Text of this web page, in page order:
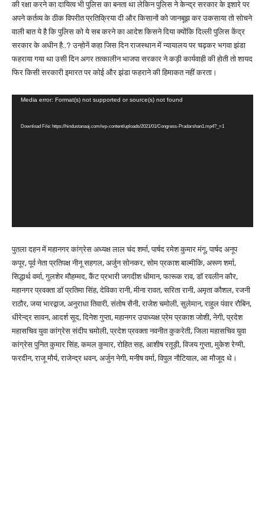
की रक्षा करने का दायित्व भी पुलिस का बनता था लेकिन पुलिस ने केन्द्र सरकार के इशारे पर
अपने कर्तव्य के ठीक विपरीत प्रतिक्रिया दी और किसानों को जानबूझ कर उकसाया तो सोचने
वाली बात ये है कि पुलिस को ये सब करने का आदेश किसने दिया क्योंकि दिल्ली पुलिस केंद्र
सरकार के अधीन है..? उन्होनें कहा जिस दिन राजस्थान में न्यायालय पर चढ़कर भगवा झंडा
फहराया गया था उसी दिन अगर तत्कालीन भाजपा सरकार ने कड़ी कार्यवाही की होती तो शायद
फिर किसी सरकारी इमारत पर कोई और झंडा फहराने की हिमाकत नहीं करता।
Media error: Format(s) not supported or source(s) not found
Download File: https://hindustanaaj.com/wp-content/uploads/2021/01/Congress-Pradarshan1.mp4?_=1
पुतला दहन में महानगर कांग्रेस अध्यक्ष लाल चंद शर्मा, पार्षद रमेश कुमार मंगू, पार्षद अनूप
कपूर, पूर्व नेता प्रतिपक्ष नीनू सहगल, अर्जुन सोनकर, सोम प्रकाश बाल्मीकि, अरूण शर्मा,
सिद्धार्थ वर्मा, गुलशेर मौहम्मद, कैंट प्रभारी जगदीश धीमान, फारूक राव, डॉ रवलीन कौर,
महानगर प्रवक्ता डॉ प्रतिमा सिंह, देविका रानी, मीना रावत, सरिता रानी, अमृता कौशल, रजनी
राठौर, जया भारद्वाज, अनुराधा तिवारी, संतोष सैनी, राजेश चमोली, सुलेमान, राहुल पंवार रौबिन,
धीरेन्द्र सावन, आदर्श सूद, दिनेश गुप्ता, महानगर उपाध्यक्ष प्रेम प्रकाश जोशी, नेगी, प्रदेश
महासचिव युवा कांग्रेस संदीप चमोली, प्रदेश प्रवक्ता नवनीत कुकरेती, जिला महासचिव युवा
कांग्रेस पुनित कुमार सिंह, कमल कुमार, रोहित सह, आशीष रतूड़ी, विजय गुप्ता, मुकेश रेग्मी,
फरदीन, राजू मौर्य, राजेन्द्र धवन, अर्जुन नेगी, मनीष वर्मा, विपुल नौटियाल, आ मौजूद थे।